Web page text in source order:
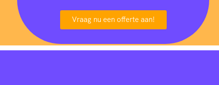
Vraag nu een offerte aan!